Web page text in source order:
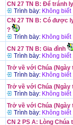
CN 27 TN B: Để tránh
Trình bày: Không biết
CN 27 TN B: Có được
?
Trình bày: Không biết
CN 27 TN B: Gia đình
Trình bày: Không biết
Trở về với Chúa (Ngày
Trình bày: Không biết
Trở về với Chúa (Ngày
Trình bày: Không biết
Trở về với Chúa (Ngày
Trình bày: Không biết
CN 2 PS A: Lòng Chúa